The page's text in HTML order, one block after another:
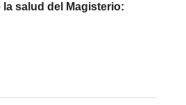
salud del Magisterio: